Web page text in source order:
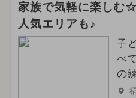
家族で気軽に楽しむ
人気エリアも♪
子
べ
の